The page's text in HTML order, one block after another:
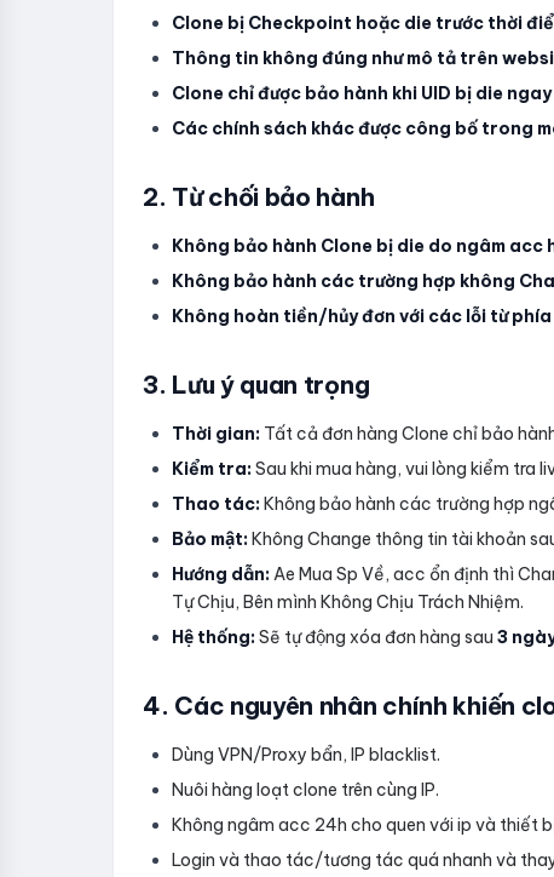
Clone bị Checkpoint hoặc die trước thời
Thông tin không đúng như mô tả trên
Clone chỉ được bảo hành khi UID bị die
Các chính sách khác được công bố trong
2. Từ chối bảo hành
Không bảo hành Clone bị die do ngâm
Không bảo hành các trường hợp không
Không hoàn tiền/hủy đơn với các lỗi từ
3. Lưu ý quan trọng
Thời gian: Tất cả đơn hàng Clone chỉ bảo
Kiểm tra:Sau khi mua hàng, vui lòng kiểm tra
Thao tác:Không bảo hành các trường hợp
Bảo mật:Không Change thông tin tài khoản
Hướng dẫn:Ae Mua Sp Về, acc ổn định thì
Tự Chịu, Bên mình Không Chịu Trách Nhiệm.
Hệ thống:Sẽ tự động xóa đơn hàng sau 3
4. Các nguyên nhân chính khiến
Dùng VPN/Proxy bẩn, IP blacklist.
Nuôi hàng loạt clone trên cùng IP.
Không ngâm acc 24h cho quen với ip và thiết
Login và thao tác/tương tác quá nhanh và